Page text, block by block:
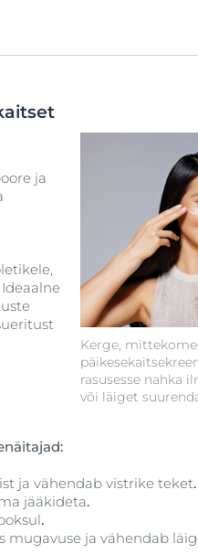
Kerge,
rasusesse nahka
või läiget
ja
ja vähendab vistrike teket.
jääkideta.
.
mugavuse ja vähendab